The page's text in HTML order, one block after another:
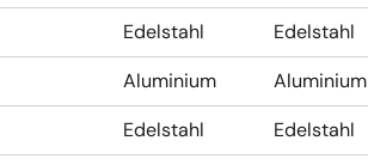
Edelstahl Edelstahl
Aluminium Aluminium
Edelstahl Edelstahl